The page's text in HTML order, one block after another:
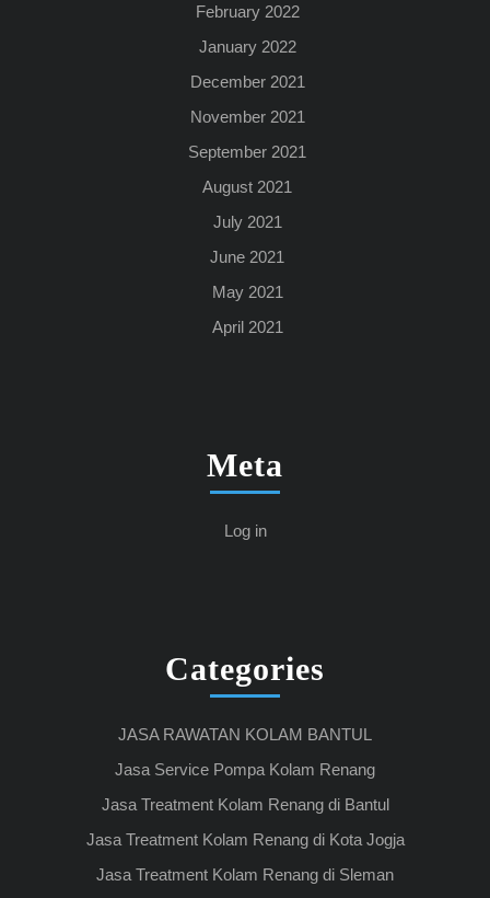
February 2022
January 2022
December 2021
November 2021
September 2021
August 2021
July 2021
June 2021
May 2021
April 2021
Meta
Log in
Categories
JASA RAWATAN KOLAM BANTUL
Jasa Service Pompa Kolam Renang
Jasa Treatment Kolam Renang di Bantul
Jasa Treatment Kolam Renang di Kota Jogja
Jasa Treatment Kolam Renang di Sleman